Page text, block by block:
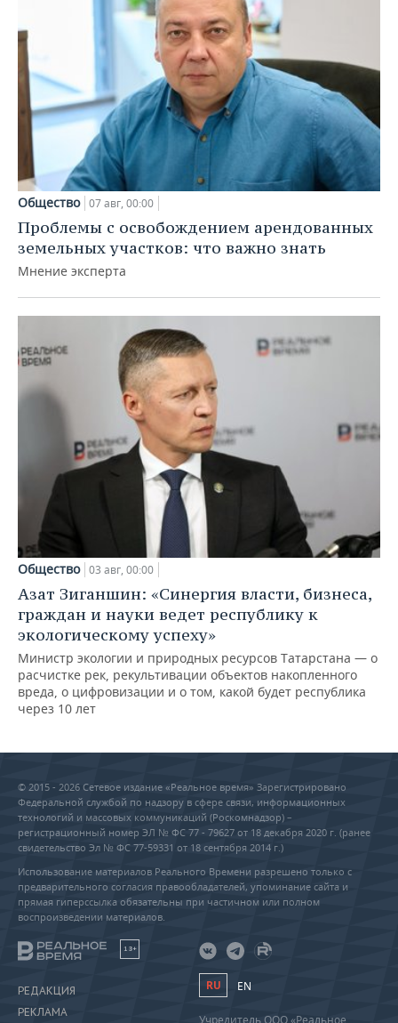
Общество 07 авг, 00:00
Проблемы с освобождением арендованных
земельных участков: что важно знать
Мнение эксперта
Общество 03 авг, 00:00
Азат Зиганшин: «Синергия власти, бизнеса,
граждан и науки ведет республику к
экологическому успеху»
Министр экологии и природных ресурсов Татарстана — о
расчистке рек, рекультивации объектов накопленного
вреда, о цифровизации и о том, какой будет республика
через 10 лет
© 2015 - 2026 Сетевое издание «Реальное время» Зарегистрировано
Федеральной службой по надзору в сфере связи, информационных
технологий и массовых коммуникаций (Роскомнадзор) –
регистрационный номер ЭЛ № ФС 77 - 79627 от 18 декабря 2020 г. (ранее
свидетельство Эл № ФС 77-59331 от 18 сентября 2014 г.)
Использование материалов Реального Времени разрешено только с
предварительного согласия правообладателей, упоминание сайта и
прямая гиперссылка обязательны при частичном или полном
воспроизведении материалов.
18+
РЕДАКЦИЯ
РЕКЛАМА
RU EN
Учредитель ООО «Реальное